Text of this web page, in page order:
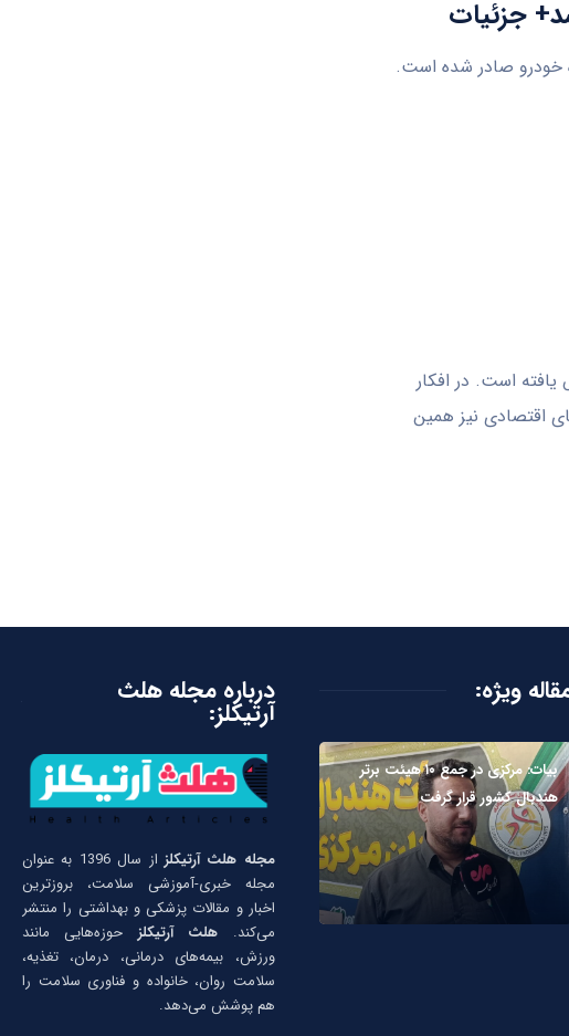
یافته است. در افکار
اقتصادی نیز همین
ویژه:
بیات: مرکزی در جمع ۱۰ هیئت برتر
هندبال کشور قرار گرفت
درباره مجله هلث
آرتیکلز:
مجله هلث آرتیکلز
از سال 1396 به عنوان
مجله خبری-آموزشی سلامت، بروزترین
اخبار و مقالات پزشکی و بهداشتی را منتشر
می‌کند. هلث آرتیکلز حوزه‌هایی مانند
ورزش، بیمه‌های درمانی، درمان، تغذیه،
سلامت روان، خانواده و فناوری سلامت را
هم پوشش می‌دهد.